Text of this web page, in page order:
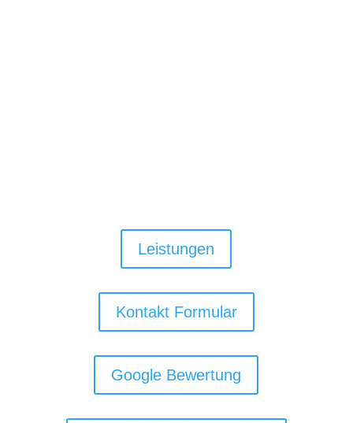
Leistungen
Kontakt Formular
Google Bewertung